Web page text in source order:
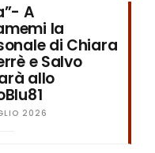
A
la
di Chiara
e Salvo
allo
2026